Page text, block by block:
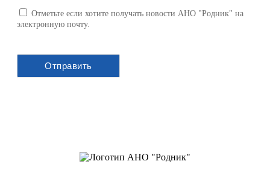
Отметьте если хотите получать новости АНО "Родник" на
электронную почту.